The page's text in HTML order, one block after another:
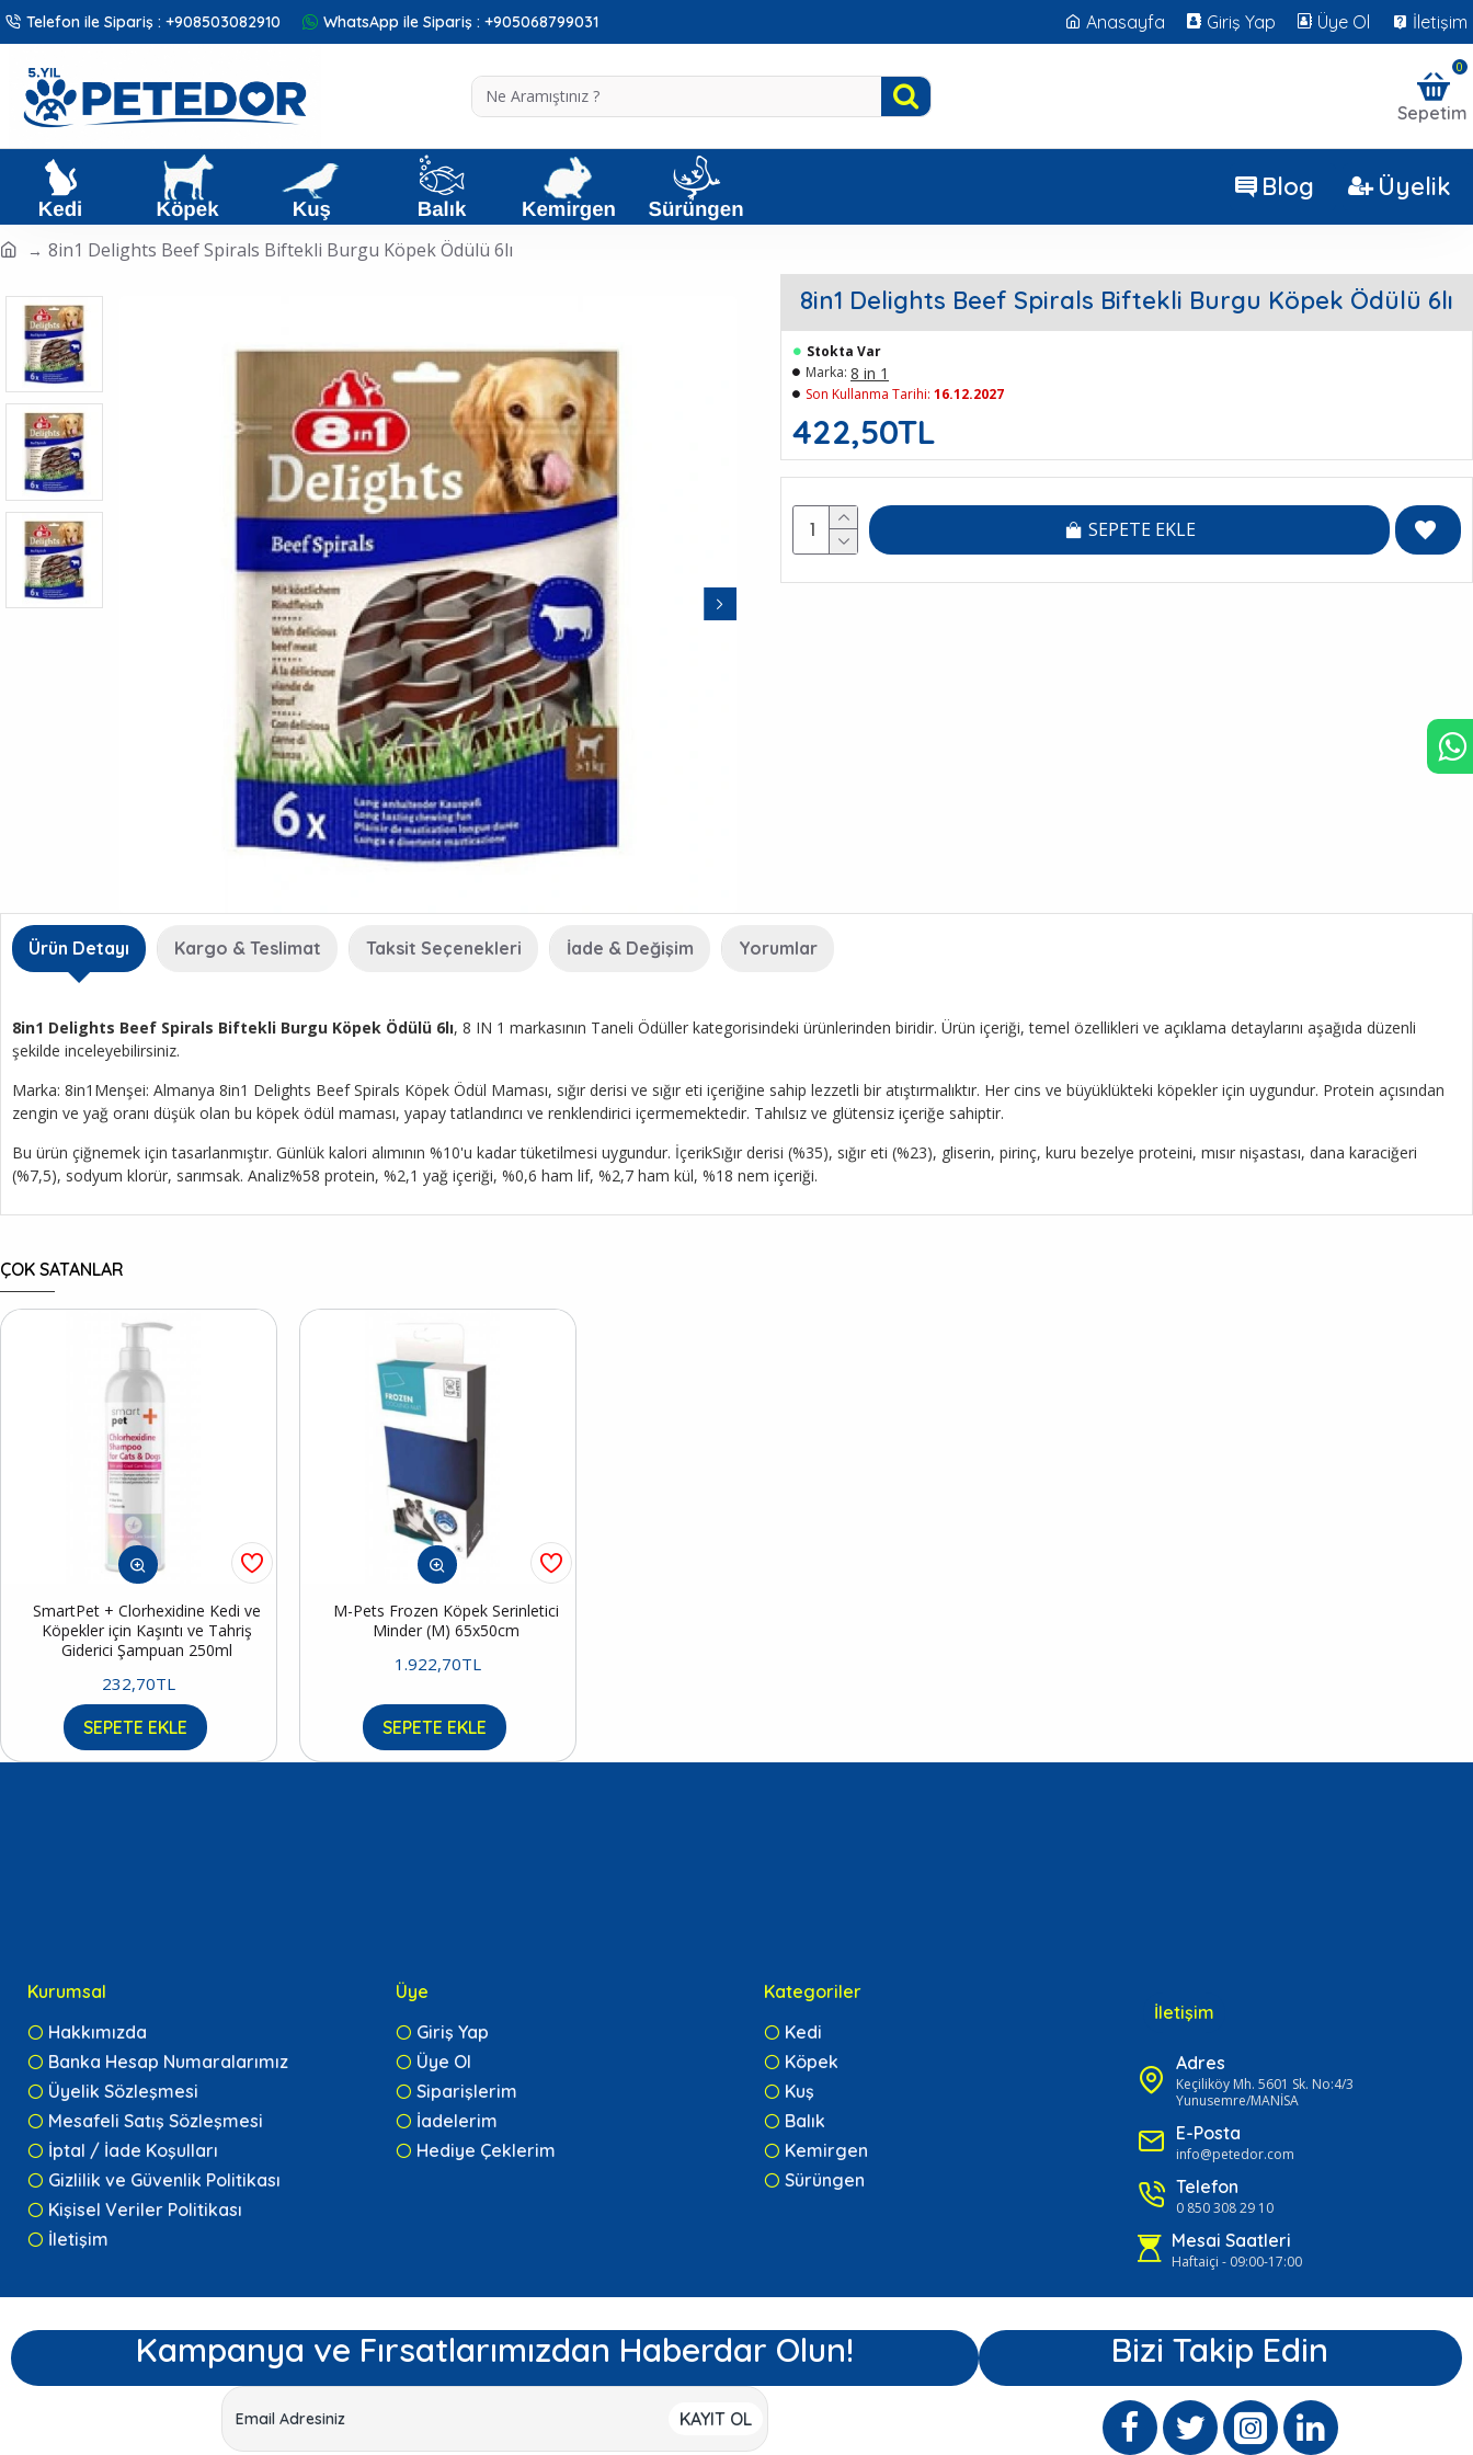
Telefon ile Sipariş : +908503082910 WhatsApp ile Sipariş : +905068799031 Anasayfa Giriş Yap Üye Ol İletişim
Sepetim
0
Blog Üyelik
8in1 Delights Beef Spirals Biftekli Burgu Köpek Ödülü 6lı
8in1 Delights Beef Spirals Biftekli Burgu Köpek Ödülü 6lı
422,50TL
Stokta Var
Marka: 8 in 1
Son Kullanma Tarihi: 16.12.2027
SEPETE EKLE
Ürün Detayı Kargo & Teslimat Taksit Seçenekleri İade & Değişim Yorumlar
8in1 Delights Beef Spirals Biftekli Burgu Köpek Ödülü 6lı, 8 IN 1 markasının Taneli Ödüller kategorisindeki ürünlerinden biridir. Ürün içeriği, temel özellikleri ve açıklama detaylarını aşağıda düzenli
şekilde inceleyebilirsiniz.
Marka: 8in1Menşei: Almanya 8in1 Delights Beef Spirals Köpek Ödül Maması, sığır derisi ve sığır eti içeriğine sahip lezzetli bir atıştırmalıktır. Her cins ve büyüklükteki köpekler için uygundur. Protein açısından
zengin ve yağ oranı düşük olan bu köpek ödül maması, yapay tatlandırıcı ve renklendirici içermemektedir. Tahılsız ve glütensiz içeriğe sahiptir.
Bu ürün çiğnemek için tasarlanmıştır. Günlük kalori alımının %10'u kadar tüketilmesi uygundur. İçerikSığır derisi (%35), sığır eti (%23), gliserin, pirinç, kuru bezelye proteini, mısır nişastası, dana karaciğeri
(%7,5), sodyum klorür, sarımsak. Analiz%58 protein, %2,1 yağ içeriği, %0,6 ham lif, %2,7 ham kül, %18 nem içeriği.
ÇOK SATANLAR
SmartPet + Clorhexidine Kedi ve
Köpekler için Kaşıntı ve Tahriş
Giderici Şampuan 250ml
232,70TL
SEPETE EKLE
M-Pets Frozen Köpek Serinletici
Minder (M) 65x50cm
1.922,70TL
SEPETE EKLE
Kurumsal
Hakkımızda
Banka Hesap Numaralarımız
Üyelik Sözleşmesi
Mesafeli Satış Sözleşmesi
İptal / İade Koşulları
Gizlilik ve Güvenlik Politikası
Kişisel Veriler Politikası
İletişim
Üye
Giriş Yap
Üye Ol
Siparişlerim
İadelerim
Hediye Çeklerim
Kategoriler
Kedi
Köpek
Kuş
Balık
Kemirgen
Sürüngen
İletişim
Adres
Keçiliköy Mh. 5601 Sk. No:4/3
Yunusemre/MANİSA
E-Posta
info@petedor.com
Telefon
0 850 308 29 10
Mesai Saatleri
Haftaiçi - 09:00-17:00
Kampanya ve Fırsatlarımızdan Haberdar Olun!
KAYIT OL
Bizi Takip Edin